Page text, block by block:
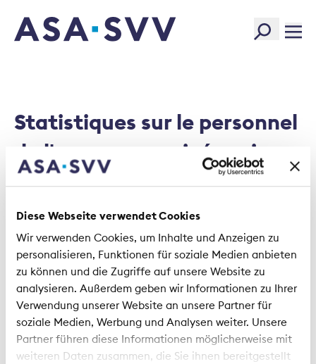
Diese Webseite verwendet Cookies
Wir verwenden Cookies, um Inhalte und Anzeigen zu
personalisieren, Funktionen für soziale Medien anbieten
zu können und die Zugriffe auf unsere Website zu
analysieren. Außerdem geben wir Informationen zu Ihrer
Verwendung unserer Website an unsere Partner für
soziale Medien, Werbung und Analysen weiter. Unsere
Partner führen diese Informationen möglicherweise mit
weiteren Daten zusammen, die Sie ihnen bereitgestellt
SVV Logo
Statistiques sur le personnel
de l'assurance privée suisse
en 2021
Statistiques sur le personnel de l'assurance
privée suisse en 2021.pdf
Size:
1.07 MB
Type:
PDF
Created:
2022-05-12
Changed:
2022-05-12